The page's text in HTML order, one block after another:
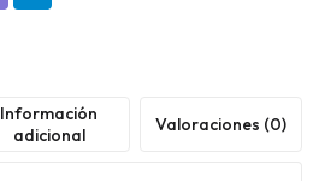
Información
adicional
Valoraciones (0)